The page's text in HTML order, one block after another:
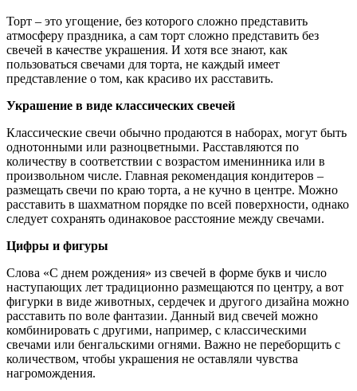
Торт – это угощение, без которого сложно представить
атмосферу праздника, а сам торт сложно представить без
свечей в качестве украшения. И хотя все знают, как
пользоваться свечами для торта, не каждый имеет
представление о том, как красиво их расставить.
Украшение в виде классических свечей
Классические свечи обычно продаются в наборах, могут быть
однотонными или разноцветными. Расставляются по
количеству в соответствии с возрастом именинника или в
произвольном числе. Главная рекомендация кондитеров –
размещать свечи по краю торта, а не кучно в центре. Можно
расставить в шахматном порядке по всей поверхности, однако
следует сохранять одинаковое расстояние между свечами.
Цифры и фигуры
Слова «С днем рождения» из свечей в форме букв и число
наступающих лет традиционно размещаются по центру, а вот
фигурки в виде животных, сердечек и другого дизайна можно
расставить по воле фантазии. Данный вид свечей можно
комбинировать с другими, например, с классическими
свечами или бенгальскими огнями. Важно не переборщить с
количеством, чтобы украшения не оставляли чувства
нагромождения.